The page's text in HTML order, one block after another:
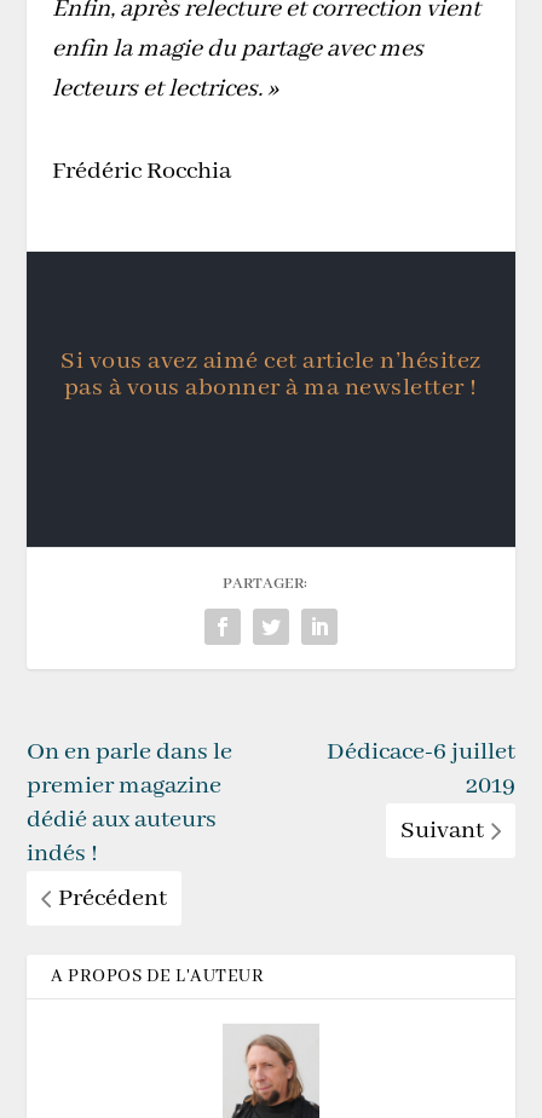
Enfin, après relecture et correction vient
enfin la magie du partage avec mes
lecteurs et lectrices. »
Frédéric Rocchia
Si vous avez aimé cet article n’hésitez
pas à vous abonner à ma newsletter !
PARTAGER:
On en parle dans le
premier magazine
dédié aux auteurs
indés !
Précédent
Dédicace-6 juillet
2019
Suivant
A PROPOS DE L'AUTEUR